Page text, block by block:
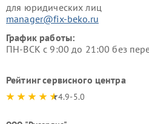
для юридических лиц
manager@fix-beko.ru
График работы:
ПН-ВСК с 9:00 до 21:00 без
Рейтинг сервисного центра
4.9-5.0